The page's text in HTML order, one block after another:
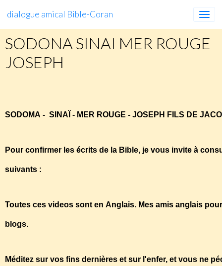
dialogue amical Bible-Coran
SODONA SINAI MER ROUGE
JOSEPH
SODOMA - SINAÏ - MER ROUGE - JOSEPH FILS DE
Pour confirmer les écrits de la Bible, je vous invite à
suivants :
Toutes ces videos sont en Anglais. Mes amis anglais
blogs.
Méditez sur vos fins dernières et sur l'enfer, et vous ne